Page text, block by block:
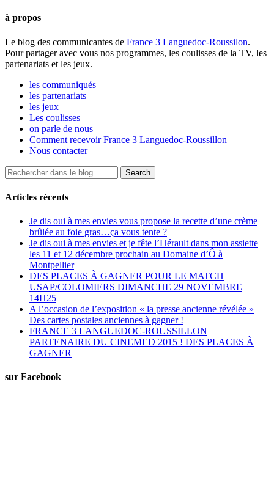
à propos
Le blog des communicantes de France 3 Languedoc-Roussilon.
Pour partager avec vous nos programmes, les coulisses de la TV, les
partenariats et les jeux.
les communiqués
les partenariats
les jeux
Les coulisses
on parle de nous
Comment recevoir France 3 Languedoc-Roussillon
Nous contacter
Articles récents
Je dis oui à mes envies vous propose la recette d’une crème
brûlée au foie gras…ça vous tente ?
Je dis oui à mes envies et je fête l’Hérault dans mon assiette
les 11 et 12 décembre prochain au Domaine d’Ô à
Montpellier
DES PLACES À GAGNER POUR LE MATCH
USAP/COLOMIERS DIMANCHE 29 NOVEMBRE
14H25
A l’occasion de l’exposition « la presse ancienne révélée »
Des cartes postales anciennes à gagner !
FRANCE 3 LANGUEDOC-ROUSSILLON
PARTENAIRE DU CINEMED 2015 ! DES PLACES À
GAGNER
sur Facebook